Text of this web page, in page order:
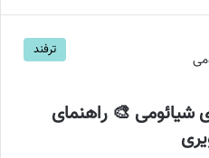
ترفند
🎨 راهنمای